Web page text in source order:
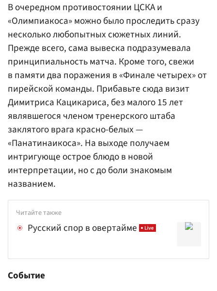
В очередном противостоянии ЦСКА и
«Олимпиакоса» можно было проследить сразу
несколько любопытных сюжетных линий.
Прежде всего, сама вывеска подразумевала
принципиальность матча. Кроме того, свежи
в памяти два поражения в «Финале четырех» от
пирейской команды. Прибавьте сюда визит
Димитриса Кацикариса, без малого 15 лет
являвшегося членом тренерского штаба
заклятого врага красно-белых —
«Панатинаикоса». На выходе получаем
интригующе острое блюдо в новой
интерпретации, но с до боли знакомым
названием.
Читайте также
Русский спор в овертайме
Событие